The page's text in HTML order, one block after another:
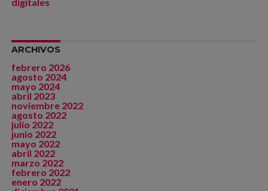
ARCHIVOS
febrero 2026
agosto 2024
mayo 2024
abril 2023
noviembre 2022
agosto 2022
julio 2022
junio 2022
mayo 2022
abril 2022
marzo 2022
febrero 2022
enero 2022